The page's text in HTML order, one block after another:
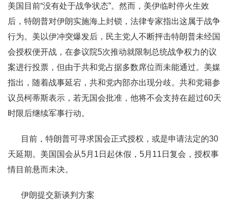
美国目前“没有处于战争状态”。然而，美伊临时停火生效
后，特朗普对伊朗实施海上封锁，法律专家指出这属于战争
行为。美以伊冲突爆发后，民主党人不断抨击特朗普未经国
会授权便开战，在参议院5次推动就限制总统战争权力的议
案进行投票，但由于共和党占据多数席位而未能通过。美媒
指出，随着战事延宕，共和党内部亦出现分歧。共和党籍参
议员柯蒂斯表示，若无国会批准，他将不会支持在超过60天
时限后继续军事行动。
目前，特朗普可寻求国会正式授权，或是申请法定的30
天延期。美国国会从5月1日起休假，5月11日复会，授权事
情目前悬而未决。
伊朗提交新谈判方案